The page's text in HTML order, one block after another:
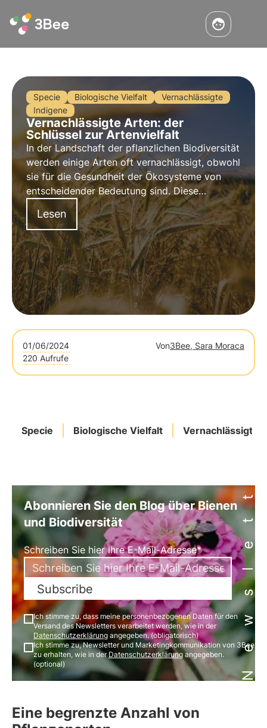
Specie Biologische Vielfalt
Vernachlässigte
Indigene
Vernachlässigte Arten: der
Schlüssel zur Artenvielfalt
In der Landschaft der pflanzlichen Biodiversität
werden einige Arten oft vernachlässigt, obwohl
sie für die Gesundheit der Ökosysteme von
entscheidender Bedeutung sind. Diese
"vernachlässigten Arten" stellen eine
unterschätzte Ressource dar, die jedoch der
Schlüssel zum Erhalt der biologischen Vielfalt
sein könnte.
Lesen
01/06/2024 Von3Bee, Sara Moraca
220 Aufrufe
Specie Biologische Vielfalt Vernachlässigte
Newsletter
Abonnieren Sie den Blog über Bienen
und Biodiversität
Schreiben Sie hier Ihre E-Mail-Adresse*
Subscribe
Ich stimme zu, dass meine personenbezogenen Daten für den
Versand des Newsletters verarbeitet werden, wie in der
Datenschutzerklärung angegeben. (obligatorisch)
Ich stimme zu, Newsletter und Marketingkommunikation von 3Bee
zu erhalten, wie in derDatenschutzerklärungangegeben.
(optional)
Eine begrenzte Anzahl von